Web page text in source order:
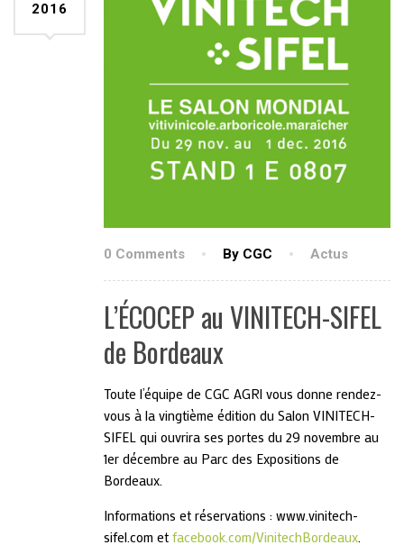
2016
0 Comments By CGC Actus
L’ÉCOCEP au VINITECH-SIFEL
de Bordeaux
Toute l’équipe de CGC AGRI vous donne rendez-
vous à la vingtième édition du Salon VINITECH-
SIFEL qui ouvrira ses portes du 29 novembre au
1er décembre au Parc des Expositions de
Bordeaux.
Informations et réservations : www.vinitech-
sifel.com et facebook.com/VinitechBordeaux.